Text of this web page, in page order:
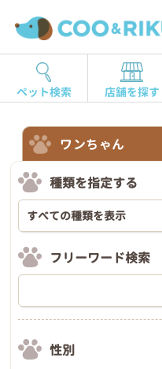
ペット検索 店舗を探す
ワンちゃん
種類を指定する
フリーワード検索
性別